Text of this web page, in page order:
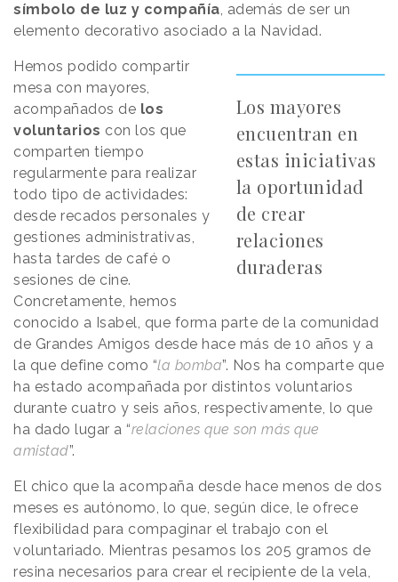
símbolo de luz y compañía, además de ser un
elemento decorativo asociado a la Navidad.
Los mayores
encuentran en
estas iniciativas
la oportunidad
de crear
relaciones
duraderas
Hemos podido compartir
mesa con mayores,
acompañados de los
voluntarios con los que
comparten tiempo
regularmente para realizar
todo tipo de actividades:
desde recados personales y
gestiones administrativas,
hasta tardes de café o
sesiones de cine.
Concretamente, hemos
conocido a Isabel, que forma parte de la comunidad
de Grandes Amigos desde hace más de 10 años y a
la que define como “la bomba”. Nos ha comparte que
ha estado acompañada por distintos voluntarios
durante cuatro y seis años, respectivamente, lo que
ha dado lugar a “relaciones que son más que
amistad”.
El chico que la acompaña desde hace menos de dos
meses es autónomo, lo que, según dice, le ofrece
flexibilidad para compaginar el trabajo con el
voluntariado. Mientras pesamos los 205 gramos de
resina necesarios para crear el recipiente de la vela,